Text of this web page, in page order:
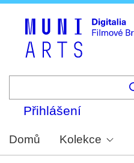
Přihlášení
Domů Kolekce